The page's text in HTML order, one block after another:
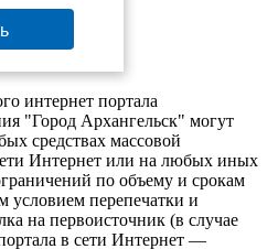
интернет портала
"Город Архангельск" могут
средствах массовой
Интернет или на любых иных
по объему и срокам
перепечатки и
на первоисточник (в случае
в сети Интернет —